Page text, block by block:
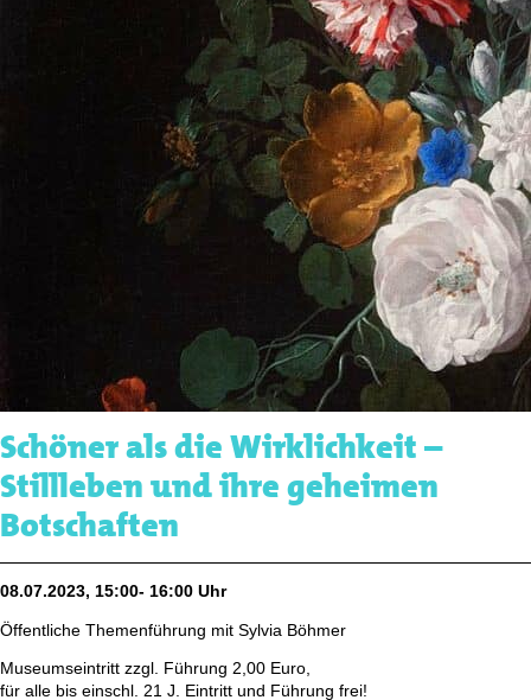
Schöner als die Wirklichkeit –
Stillleben und ihre geheimen
Botschaften
08.07.2023, 15:00- 16:00 Uhr
Öffentliche Themenführung mit Sylvia Böhmer
Museumseintritt zzgl. Führung 2,00 Euro,
für alle bis einschl. 21 J. Eintritt und Führung frei!